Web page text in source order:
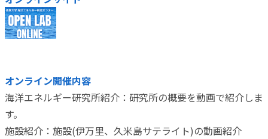
オンライン開催内容
海洋エネルギー研究所紹介：研究所の概要を動画で紹介しま
す。
施設紹介：施設(伊万里、久米島サテライト)の動画紹介